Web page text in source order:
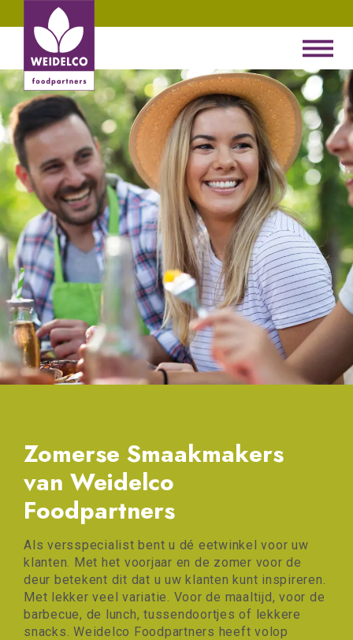
Zomerse Smaakmakers
van Weidelco
Foodpartners
Als versspecialist bent u dé eetwinkel voor uw
klanten. Met het voorjaar en de zomer voor de
deur betekent dit dat u uw klanten kunt inspireren.
Met lekker veel variatie. Voor de maaltijd, voor de
barbecue, de lunch, tussendoortjes of lekkere
snacks. Weidelco Foodpartners heeft volop